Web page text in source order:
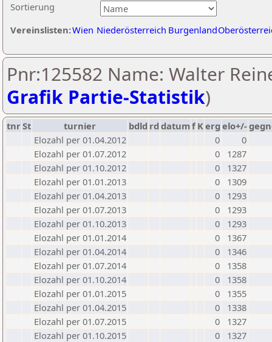
Sortierung
Vereinslisten:Wien Niederösterreich Burgenland
Pnr:125582 Name: Walter
Grafik Partie-Statistik)
tnrSt turnier bdld rd datumf Kerg elo+/-
Elozahl per 01.04.2012
0
0
Elozahl per 01.07.2012
0
1287
Elozahl per 01.10.2012
0
1327
Elozahl per 01.01.2013
0
1309
Elozahl per 01.04.2013
0
1293
Elozahl per 01.07.2013
0
1293
Elozahl per 01.10.2013
0
1293
Elozahl per 01.01.2014
0
1367
Elozahl per 01.04.2014
0
1346
Elozahl per 01.07.2014
0
1358
Elozahl per 01.10.2014
0
1358
Elozahl per 01.01.2015
0
1355
Elozahl per 01.04.2015
0
1338
Elozahl per 01.07.2015
0
1327
Elozahl per 01.10.2015
0
1327